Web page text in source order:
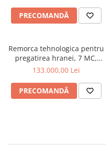
PRECOMANDĂ
Remorca tehnologica pentru
pregatirea hranei, 7 MC,
sistem vertical, Fider 7
133.000,00 Lei
PRECOMANDĂ